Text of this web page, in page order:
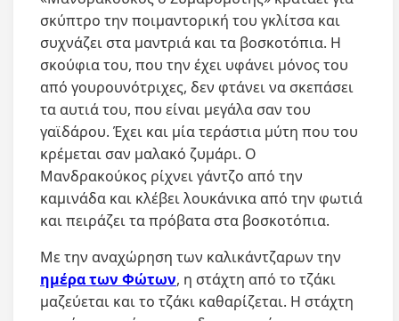
σκύπτρο την ποιμαντορική του γκλίτσα και
συχνάζει στα μαντριά και τα βοσκοτόπια. Η
σκούφια του, που την έχει υφάνει μόνος του
από γουρουνότριχες, δεν φτάνει να σκεπάσει
τα αυτιά του, που είναι μεγάλα σαν του
γαϊδάρου. Έχει και μία τεράστια μύτη που του
κρέμεται σαν μαλακό ζυμάρι. Ο
Μανδρακούκος ρίχνει γάντζο από την
καμινάδα και κλέβει λουκάνικα από την φωτιά
και πειράζει τα πρόβατα στα βοσκοτόπια.
Με την αναχώρηση των καλικάντζαρων την
ημέρα των Φώτων, η στάχτη από το τζάκι
μαζεύεται και το τζάκι καθαρίζεται. Η στάχτη